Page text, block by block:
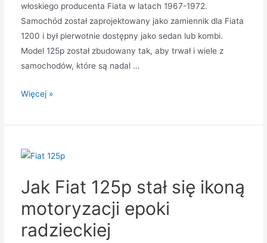
włoskiego producenta Fiata w latach 1967-1972.
Samochód został zaprojektowany jako zamiennik dla Fiata
1200 i był pierwotnie dostępny jako sedan lub kombi.
Model 125p został zbudowany tak, aby trwał i wiele z
samochodów, które są nadal …
Dlaczego
125p
popularny
dziś
Więcej »
Jak Fiat 125p stał się ikoną
motoryzacji epoki
radzieckiej